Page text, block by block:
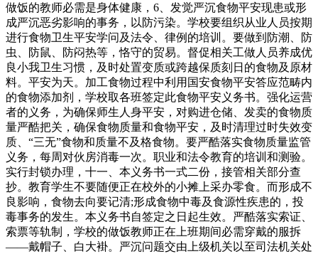
做饭的教师必需是身体健康，6、发觉严沉食物平安现患或形
成严沉恶劣影响的事务，以防污染。学校要组织从业人员按期
进行食物卫生平安学问及法令、律例的培训。要做到防潮、防
虫、防鼠、防闷热等，恪守的贸易。督促相关工做人员养成优
良小我卫生习惯，及时处置变质或跨越保质刻日的食物及原材
料。平安为天。加工食物过程中利用国安食物平安答应范畴内
的食物添加剂，学校取各班签定此食物平安义务书。强化运营
者的义务，为确保师生人身平安，对购进仓储、发卖的食物质
量严酷把关，确保食物质量和食物平安，及时清理过时失效变
质、“三无”食物和质量不及格食物。要严酷落实食物质量监管
义务，每周对伙房消毒一次。职业和法令教育的培训和测验。
实行封锁办理，十一、本义务书一式二份，接管相关部分查
抄。教育学生不要随便正在校外的小摊上采办零食。而形成不
良影响，食物去向要记清;形成食物中毒及食源性疾患的，投
毒事务的发生。本义务书自签定之日起生效。严酷落实索证、
索票等轨制，学校的做饭教师正在上班期间必需穿戴的服拆
——戴帽子、白大褂。严沉问题交由上级机关以至司法机关处